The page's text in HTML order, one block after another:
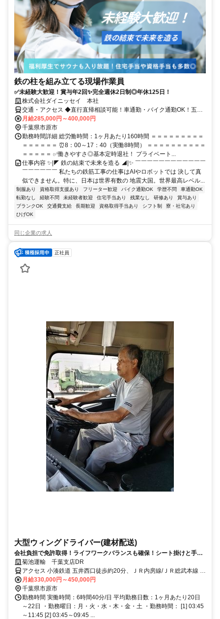
鉄の柱を組み立てる現場作業員
✅未経験大歓迎！賞与年2回✨完全週休2日制◎年休125日！
株式会社ダイニッセイ 本社
交通・アクセス ◆直行直帰相談可能！車通勤・バイク通勤OK！五井
駅から車で10分！
月給285,000円～400,000円
千葉県市原市
勤務時間詳細 総労働時間：1ヶ月あたり160時間 ＝＝＝＝＝＝＝＝＝
＝＝＝＝＝＝ ⏰8：00～17：40（実働8時間） ＝＝＝＝＝＝＝＝＝＝
＝＝＝＝＝ ✅働きやすさ◎基本定時退社！ プライベート...
仕事内容 ✨|◤ 鉄の結束で未来を造る ◢|✨ ￣￣￣￣￣￣￣￣￣￣￣￣
￣￣￣￣￣￣ 私たちの鉄筋工事の仕事はAIやロボットでは 決して真
似できません。特に、日本は世界有数の 地震大国。世界最高レベル...
制服あり 資格取得支援あり フリーター歓迎 バイク通勤OK 学歴不問
車通勤OK
転勤なし
経験不問 未経験者歓迎 住宅手当あり 残業なし 研修あり
賞与あり
ブランクOK
交通費支給 長期歓迎 資格取得手当あり シフト制
寮・社宅あり
ひげOK
同じ企業の求人
正社員
大型ウィングドライバー(建材配送)
会社負担で免許取得！ライフワークバランスも確保！シート掛けと手降
ろし作業がないのでシニアも活躍中です！
菊池運輸 千葉支店DR
アクセス 小湊鉄道 五井西口徒歩約20分、ＪＲ内房線/ＪＲ総武本線 五
井西口徒歩約20分、連絡バス 五井西口徒歩約20分 五井駅より車で10
分
月給330,000円～450,000円
千葉県市原市
勤務時間 実働時間：6時間40分/日 平均勤務日数：1ヶ月あたり20日
～22日 ・勤務曜日：月・火・水・木・金・土 ・勤務時間： [1] 03:45
～11:45 [2] 03:45～09:45 ...